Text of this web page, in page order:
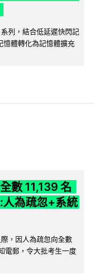
列，結合低延遲快閃記
憶體轉化為記憶體擴充
數 11,139 名
人為疏忽+系統
，因人為疏忽向全數
電郵，令大批考生一度